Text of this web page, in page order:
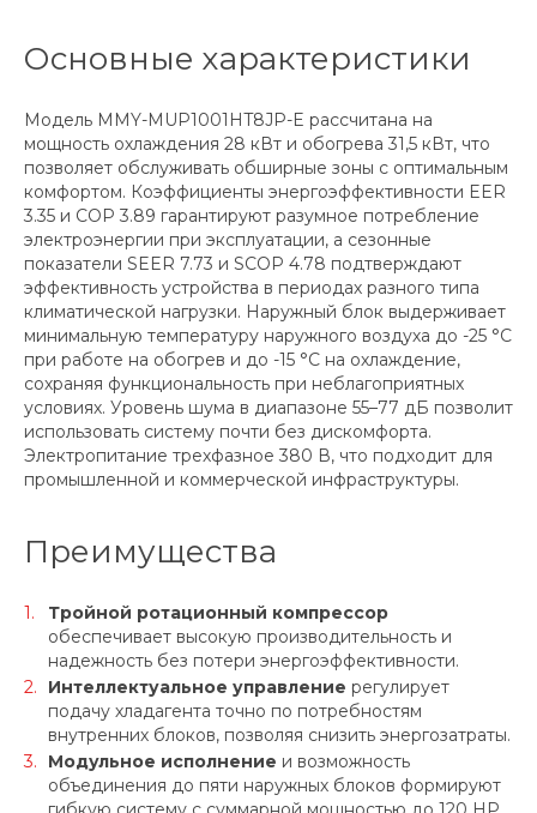
Основные характеристики
Модель MMY-MUP1001HT8JP-E рассчитана на
мощность охлаждения 28 кВт и обогрева 31,5 кВт, что
позволяет обслуживать обширные зоны с оптимальным
комфортом. Коэффициенты энергоэффективности EER
3.35 и COP 3.89 гарантируют разумное потребление
электроэнергии при эксплуатации, а сезонные
показатели SEER 7.73 и SCOP 4.78 подтверждают
эффективность устройства в периодах разного типа
климатической нагрузки. Наружный блок выдерживает
минимальную температуру наружного воздуха до -25 °C
при работе на обогрев и до -15 °C на охлаждение,
сохраняя функциональность при неблагоприятных
условиях. Уровень шума в диапазоне 55–77 дБ позволит
использовать систему почти без дискомфорта.
Электропитание трехфазное 380 В, что подходит для
промышленной и коммерческой инфраструктуры.
Преимущества
Тройной ротационный компрессор
обеспечивает высокую производительность и
надежность без потери энергоэффективности.
Интеллектуальное управление регулирует
подачу хладагента точно по потребностям
внутренних блоков, позволяя снизить энергозатраты.
Модульное исполнение и возможность
объединения до пяти наружных блоков формируют